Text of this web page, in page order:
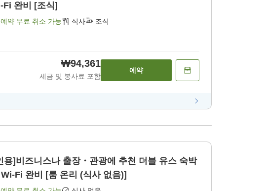
Fi 완비 [조식]
약 무료 취소 가능 식사 조식
₩94,361
세금 및 봉사료 포함
예약
즈니스나 출장・관광에 추천 더블 유스 숙박
Wi-Fi 완비 [룸 온리 (식사 없음)]